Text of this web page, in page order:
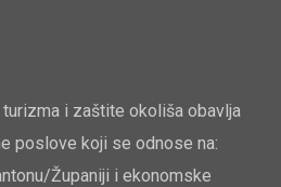
i zaštite okoliša obavlja
poslove koji se odnose na:
Županiji i ekonomske